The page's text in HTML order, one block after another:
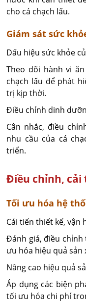
cho cá chạch lấu.
Giám sát sức
Dấu hiệu sức khỏe
Theo dõi hành vi
chạch lấu để phát
trị kịp thời.
Điều chỉnh dinh
Cân nhắc, điều
nhu cầu của cá
triển.
Điều chỉnh, cải
Tối ưu hóa hệ
Cải tiến thiết kế, vận
Đánh giá, điều
ưu hóa hiệu quả
Nâng cao hiệu quả
Áp dụng các biện
tối ưu hóa chi phí